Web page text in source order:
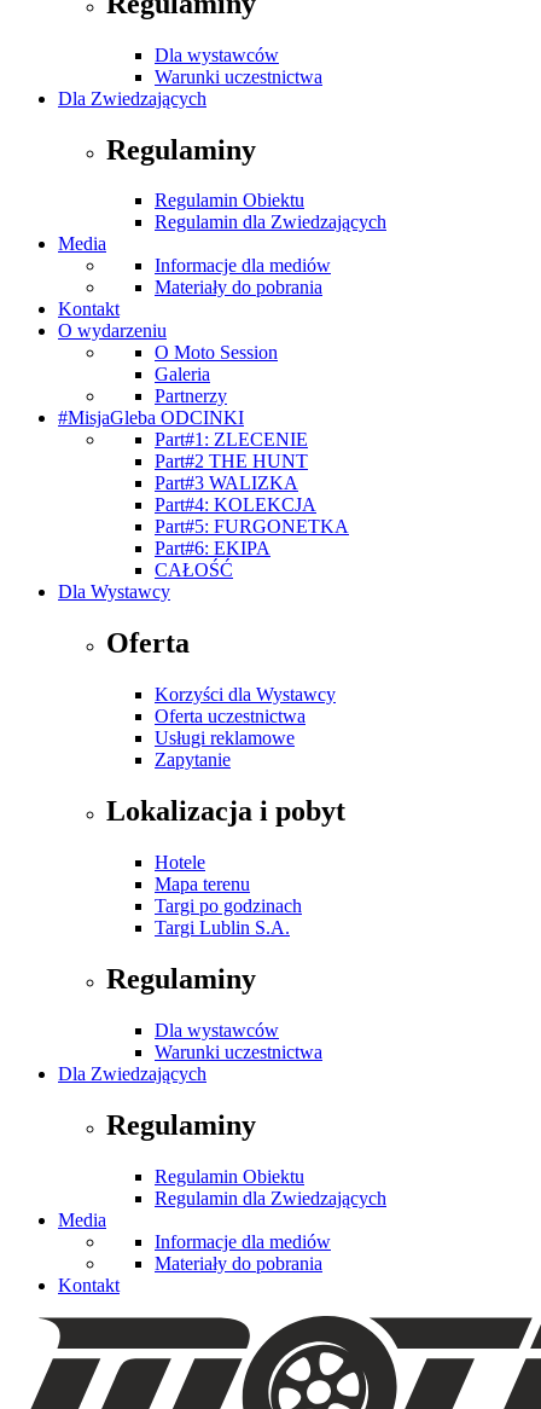
Dla wystawców
Warunki uczestnictwa
Dla Zwiedzających
Regulaminy
Regulamin Obiektu
Regulamin dla Zwiedzających
Media
Informacje dla mediów
Materiały do pobrania
Kontakt
O wydarzeniu
O Moto Session
Galeria
Partnerzy
#MisjaGleba ODCINKI
Part#1: ZLECENIE
Part#2 THE HUNT
Part#3 WALIZKA
Part#4: KOLEKCJA
Part#5: FURGONETKA
Part#6: EKIPA
CAŁOŚĆ
Dla Wystawcy
Oferta
Korzyści dla Wystawcy
Oferta uczestnictwa
Usługi reklamowe
Zapytanie
Lokalizacja i pobyt
Hotele
Mapa terenu
Targi po godzinach
Targi Lublin S.A.
Regulaminy
Dla wystawców
Warunki uczestnictwa
Dla Zwiedzających
Regulaminy
Regulamin Obiektu
Regulamin dla Zwiedzających
Media
Informacje dla mediów
Materiały do pobrania
Kontakt